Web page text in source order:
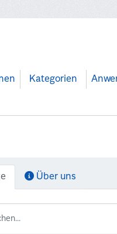
Kategorien
Über uns